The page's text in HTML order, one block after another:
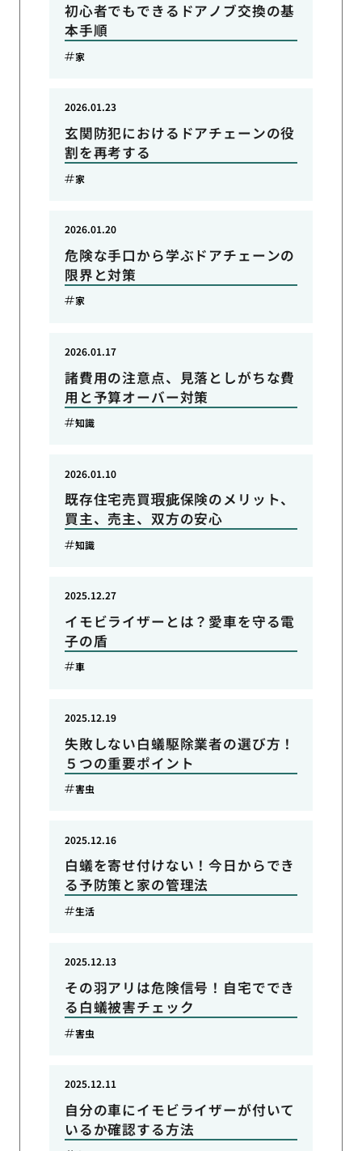
初心者でもできるドアノブ交換の基
本手順
家
玄関防犯におけるドアチェーンの役
割を再考する
2026.01.23
家
危険な手口から学ぶドアチェーンの
限界と対策
2026.01.20
家
諸費用の注意点、見落としがちな費
用と予算オーバー対策
2026.01.17
知識
既存住宅売買瑕疵保険のメリット、
買主、売主、双方の安心
2026.01.10
知識
イモビライザーとは？愛車を守る電
子の盾
2025.12.27
車
失敗しない白蟻駆除業者の選び方！
５つの重要ポイント
2025.12.19
害虫
白蟻を寄せ付けない！今日からでき
る予防策と家の管理法
2025.12.16
生活
その羽アリは危険信号！自宅ででき
る白蟻被害チェック
2025.12.13
害虫
自分の車にイモビライザーが付いて
いるか確認する方法
2025.12.11